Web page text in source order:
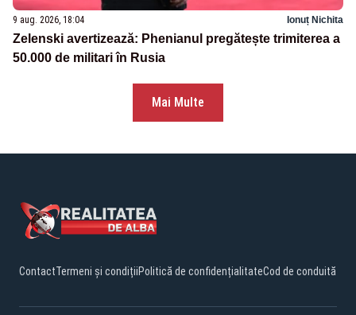
9 aug. 2026, 18:04 Ionuț Nichita
Zelenski avertizează: Phenianul pregătește trimiterea a
50.000 de militari în Rusia
Mai Multe
ContactTermeni și condițiiPolitică de confidențialitateCod de conduită